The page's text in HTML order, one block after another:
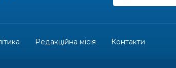
20:48
Редакційна місія Контакти